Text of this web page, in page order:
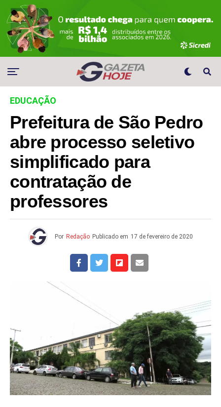
EDUCAÇÃO
Prefeitura de São Pedro
abre processo seletivo
simplificado para
contratação de
professores
Por Redação Publicado em 17 de fevereiro de 2020